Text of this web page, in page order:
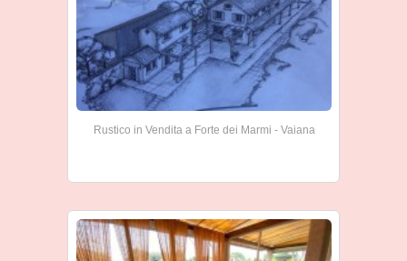
Rustico in Vendita a Forte dei Marmi - Vaiana